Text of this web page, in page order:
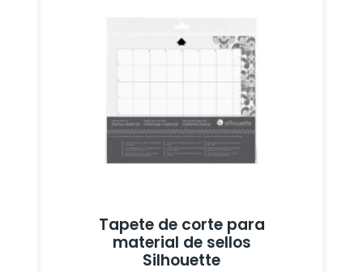
Tapete de corte para
material de sellos
Silhouette